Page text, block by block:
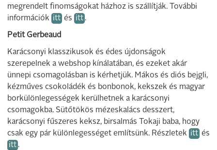
megrendelt finomságokat házhoz is szállítják. További
információk itt és itt .
Petit Gerbeaud
Karácsonyi klasszikusok és édes újdonságok
szerepelnek a webshop kínálatában, és ezeket akár
ünnepi csomagolásban is kérhetjük. Mákos és diós bejgli,
kézműves csokoládék és bonbonok, kekszek és magyar
borkülönlegességek kerülhetnek a karácsonyi
csomagokba. Sütőtökös mézeskalács desszert,
karácsonyi fűszeres keksz, birsalmás Tokaji baba, hogy
csak egy pár különlegességet említsünk. Részletek itt és
itt .